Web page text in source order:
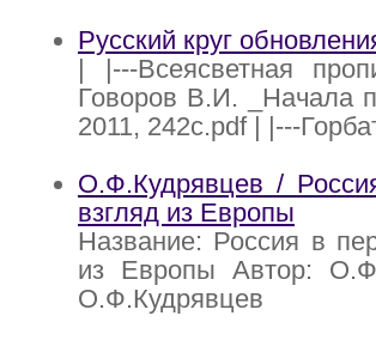
Русский круг
| |---Всеясветная
Говоров В.И.
2011, 242с.pdf | |---
О.Ф.Кудрявцев /
взгляд из Европы
Название: Россия в
из Европы Автор:
О.Ф.Кудрявцев